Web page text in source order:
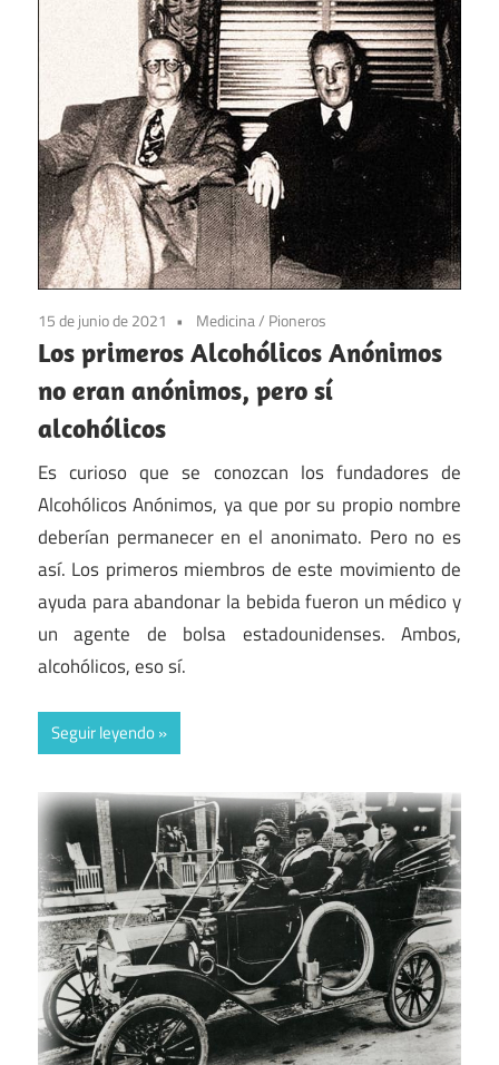
15 de junio de 2021 Medicina/ Pioneros
Los primeros Alcohólicos Anónimos
no eran anónimos, pero sí
alcohólicos
Es curioso que se conozcan los fundadores de
Alcohólicos Anónimos, ya que por su propio nombre
deberían permanecer en el anonimato. Pero no es
así. Los primeros miembros de este movimiento de
ayuda para abandonar la bebida fueron un médico y
un agente de bolsa estadounidenses. Ambos,
alcohólicos, eso sí.
Seguir leyendo